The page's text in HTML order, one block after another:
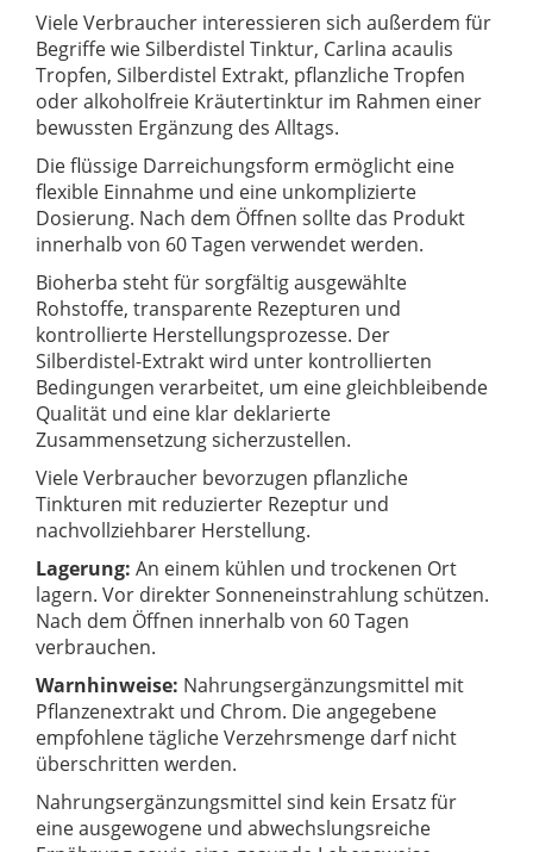
Viele Verbraucher interessieren sich außerdem für
Begriffe wie Silberdistel Tinktur, Carlina acaulis
Tropfen, Silberdistel Extrakt, pflanzliche Tropfen
oder alkoholfreie Kräutertinktur im Rahmen einer
bewussten Ergänzung des Alltags.
Die flüssige Darreichungsform ermöglicht eine
flexible Einnahme und eine unkomplizierte
Dosierung. Nach dem Öffnen sollte das Produkt
innerhalb von 60 Tagen verwendet werden.
Bioherba steht für sorgfältig ausgewählte
Rohstoffe, transparente Rezepturen und
kontrollierte Herstellungsprozesse. Der
Silberdistel-Extrakt wird unter kontrollierten
Bedingungen verarbeitet, um eine gleichbleibende
Qualität und eine klar deklarierte
Zusammensetzung sicherzustellen.
Viele Verbraucher bevorzugen pflanzliche
Tinkturen mit reduzierter Rezeptur und
nachvollziehbarer Herstellung.
Lagerung: An einem kühlen und trockenen Ort
lagern. Vor direkter Sonneneinstrahlung schützen.
Nach dem Öffnen innerhalb von 60 Tagen
verbrauchen.
Warnhinweise: Nahrungsergänzungsmittel mit
Pflanzenextrakt und Chrom. Die angegebene
empfohlene tägliche Verzehrsmenge darf nicht
überschritten werden.
Nahrungsergänzungsmittel sind kein Ersatz für
eine ausgewogene und abwechslungsreiche